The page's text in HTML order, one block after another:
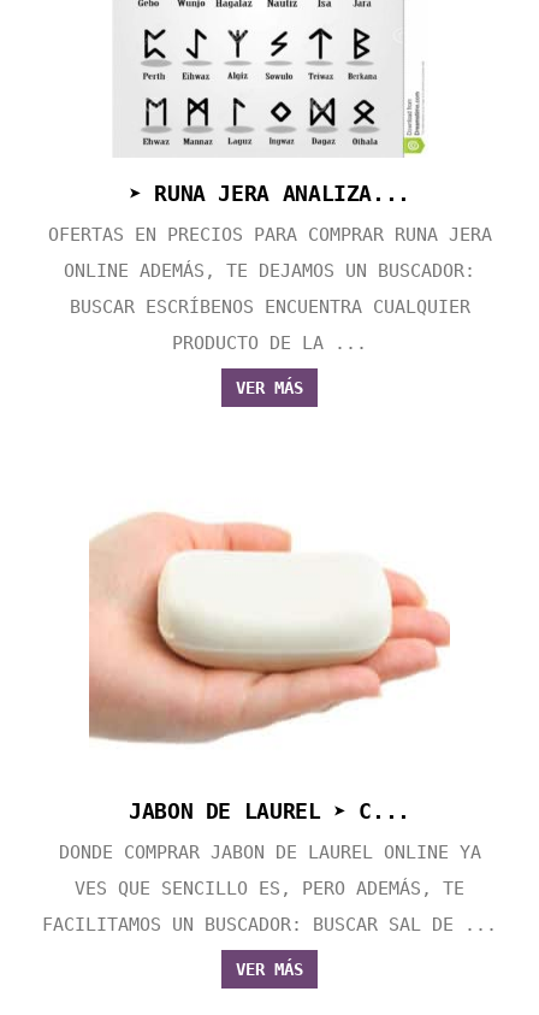
➤ RUNA JERA ANALIZA...
OFERTAS EN PRECIOS PARA COMPRAR RUNA JERA
ONLINE ADEMÁS, TE DEJAMOS UN BUSCADOR:
BUSCAR ESCRÍBENOS ENCUENTRA CUALQUIER
PRODUCTO DE LA ...
VER MÁS
JABON DE LAUREL ➤ C...
DONDE COMPRAR JABON DE LAUREL ONLINE YA
VES QUE SENCILLO ES, PERO ADEMÁS, TE
FACILITAMOS UN BUSCADOR: BUSCAR SAL DE ...
VER MÁS